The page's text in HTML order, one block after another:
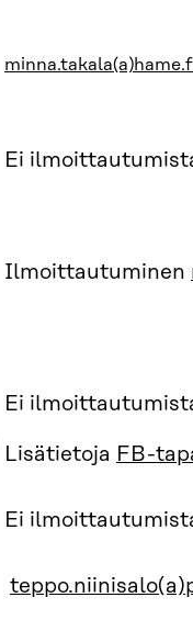
Ei
Ilmoittautuminen
Ei
Lisätietoja FB-
Ei